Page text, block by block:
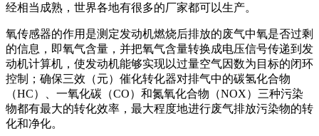
经相当成熟，世界各地有很多的厂家都可以生产。
氧传感器的作用是测定发动机燃烧后排放的废气中氧是否过剩
的信息，即氧气含量，并把氧气含量转换成电压信号传递到发
动机计算机，使发动机能够实现以过量空气因数为目标的闭环
控制；确保三效（元）催化转化器对排气中的碳氢化合物
（HC）、一氧化碳（CO）和氮氧化合物（NOX）三种污染
物都有最大的转化效率，最大程度地进行废气排放污染物的转
化和净化。